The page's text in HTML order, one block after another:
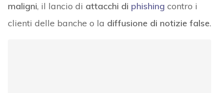
maligni, il lancio di attacchi di phishing contro i
clienti delle banche o la diffusione di notizie false.